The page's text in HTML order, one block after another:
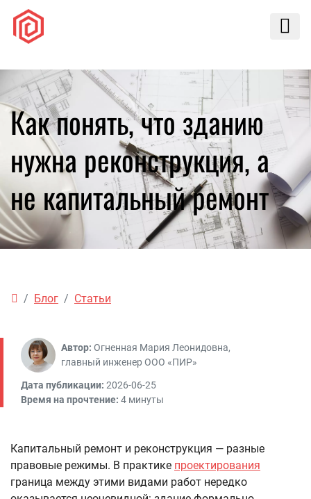
Как понять, что зданию
нужна реконструкция, а
не капитальный ремонт
Блог Статьи
Автор: Огненная Мария Леонидовна,
главный инженер ООО «ПИР»
Дата публикации: 2026-06-25
Время на прочтение: 4 минуты
Капитальный ремонт и реконструкция — разные
правовые режимы. В практике проектирования
граница между этими видами работ нередко